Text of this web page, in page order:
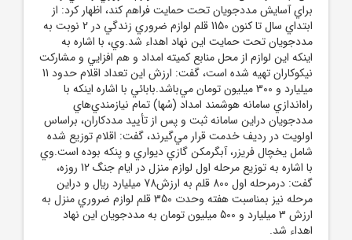
براي آسايش مددجويان تحت حمايت فراهم کند، اظهار کرد: از
ابتداي سال تا کنون 1150 قلم لوازم ضروري زندگي در 2 نوبت به
مددجويان تحت حمايت اين نهاد اهداء شد.وي، با اشاره به
اينکه اين لوازم از محل منابع کميته امداد و هم افزايي و مشارکت
نيکوکاران تهيه شده است، گفت: ارزش اين تعداد اقلام حدود 11
ميليارد و 300 ميليون تومان مي‌باشد.بابائي با اشاره اينکه با
راه‌اندازي سامانه هوشمند امداد (سُها) تمام نيازمندي‌هاي
مددجويان دراين سامانه ثبت و پس از تأييد مددکاران، براساس
اولويت در رديف خدمت قرار مي‌گيرند، گفت: اقلام توزيع شده
شامل يخچال فريزر، آبگرمکن گازي ديواري و پنکه بوده است.وي
با اشاره به توزيع مرحله اول لوازم منزل در ايام جنگ 12 روزه،
گفت: درمرحله اول 800 قلم به ارزش78 ميليارد ريال و دراين
مرحله نيز بمناسبت هفته وحدت 350 قلم لوازم ضروري منزل به
ارزش 3 ميليارد و 500 ميليون تومان به مددجويان اين نهاد
اهداء شد.